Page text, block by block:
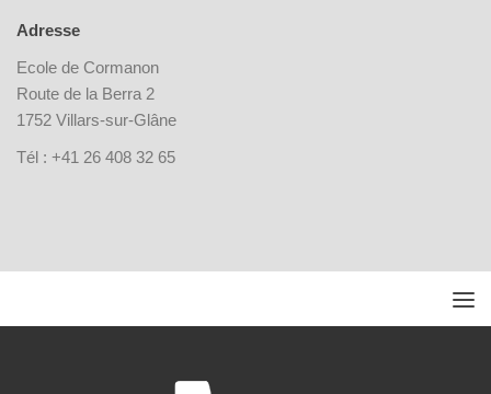
Adresse
Ecole de Cormanon
Route de la Berra 2
1752 Villars-sur-Glâne
Tél : +41 26 408 32 65